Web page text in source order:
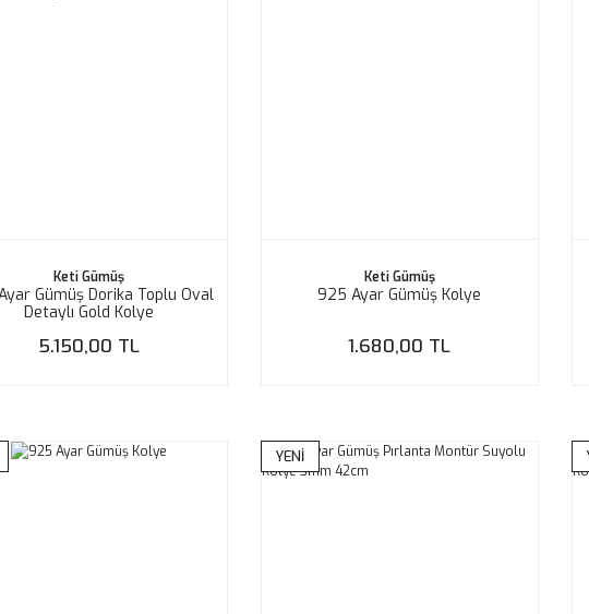
Keti Gümüş
Gümüş Dorika Toplu Oval
Detaylı Gold Kolye
5.150,00 TL
Keti Gümüş
925 Ayar Gümüş Kolye
1.680,00 TL
YENİ